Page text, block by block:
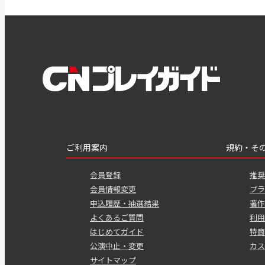
ご利用案内
会員登録
会員情報変更
申込履歴・抽選結果
よくあるご質問
はじめてガイド
公演中止・変更
サイトマップ
規約・そ
推
プ
著
利
特
カ